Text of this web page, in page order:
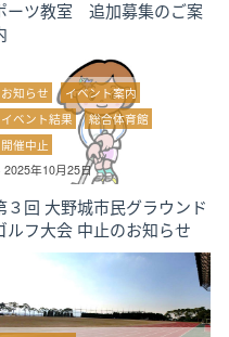
ーツ教室 追加募集のご案
お知らせ
イベント案内
イベント結果
総合体育館
開催中止
2025年10月25日
３回 大野城市民グラウンド
ルフ大会 中止のお知らせ